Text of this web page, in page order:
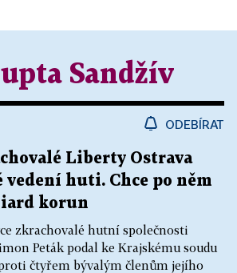
Sandžív
ODEBÍRAT
Liberty Ostrava
vedení huti. Chce po něm
korun
zkrachovalé hutní společnosti
Peták podal ke Krajskému soudu
čtyřem bývalým členům jejího